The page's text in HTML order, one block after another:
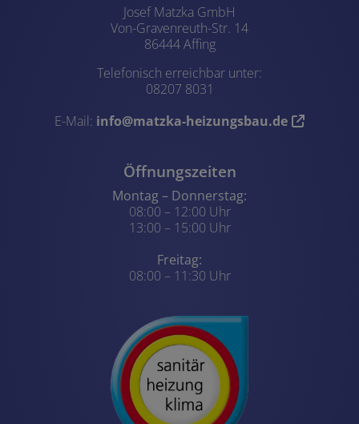
Josef Matzka GmbH
Von-Gravenreuth-Str. 14
86444 Affing
Telefonisch erreichbar unter:
08207 8031
E-Mail: info@matzka-heizungsbau.de
Öffnungszeiten
Montag – Donnerstag:
08:00 – 12:00 Uhr
13:00 – 15:00 Uhr
Freitag:
08:00 – 11:30 Uhr